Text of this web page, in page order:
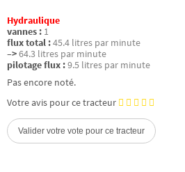
Hydraulique
vannes : 1
flux total :45.4 litres par minute
–>64.3 litres par minute
pilotage flux :9.5 litres par minute
Pas encore noté.
Votre avis pour ce tracteur